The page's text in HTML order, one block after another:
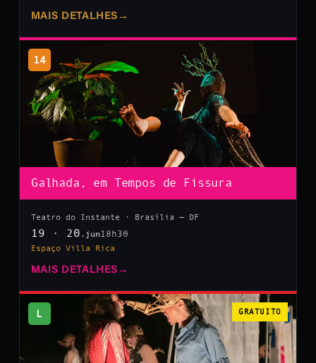
MAIS DETALHES →
14
Galhada, em Tempos de Fissura
Teatro do Instante · Brasília — DF
19 · 20 .jun 18h30
Espaço Villa Rica
MAIS DETALHES →
L GRATUITO